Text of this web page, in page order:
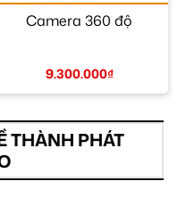
Camera 360 độ
9.300.000₫
THÀNH PHÁT